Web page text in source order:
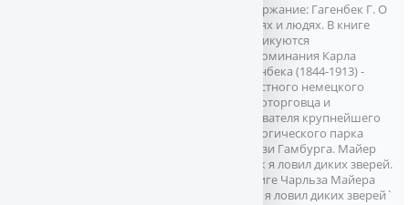
Содержание: Гагенбек Г. О
зверях и людях. В книге
публикуются
воспоминания Карла
Гагенбека (1844-1913) -
известного немецкого
звероторговца и
основателя крупнейшего
зоологического парка
вблизи Гамбурга. Майер
Ч.Как я ловил диких зверей.
В книге Чарльза Майера
`Как я ловил диких зверей`